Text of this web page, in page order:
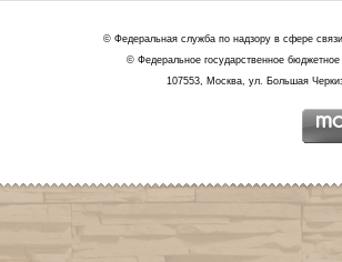
© Федеральная служба по надзору в сфере
© Федеральное государственное
107553, Москва, ул. Большая